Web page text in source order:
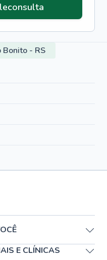
Bonito - RS
E CLÍNICAS